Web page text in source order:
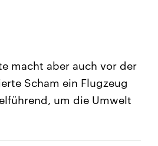
macht aber auch vor der
Scham ein Flugzeug
um die Umwelt